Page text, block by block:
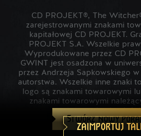
Stwórz nowy
ZAIMPORTUJ
CD PROJEKT®, The
zarejestrowanymi znakami
kapitałowej CD PROJEKT.
PROJEKT S.A. Wszelkie
Wyprodukowane przez CD
GWINT jest osadzona w
przez Andrzeja Sapkowskiego
autorstwa. Wszelkie inne znaki
logo są znakami towarowymi
znakami towarowymi
prawowitych